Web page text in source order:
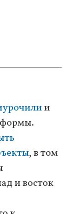
и
, в том
и восток